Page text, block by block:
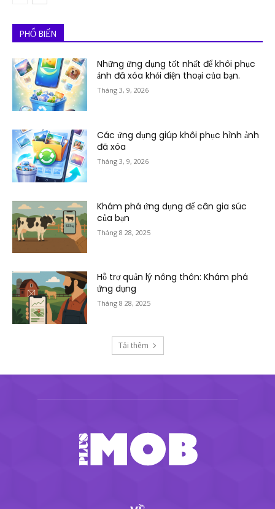
PHỔ BIẾN
Những ứng dụng tốt nhất để khôi phục
ảnh đã xóa khỏi điện thoại của bạn.
Tháng 3, 9, 2026
Các ứng dụng giúp khôi phục hình ảnh
đã xóa
Tháng 3, 9, 2026
Khám phá ứng dụng để cân gia súc
của bạn
Tháng 8 28, 2025
Hỗ trợ quản lý nông thôn: Khám phá
ứng dụng
Tháng 8 28, 2025
Tải thêm